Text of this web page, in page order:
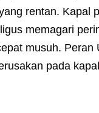
rentan. Kapal
memagari
musuh. Peran
pada